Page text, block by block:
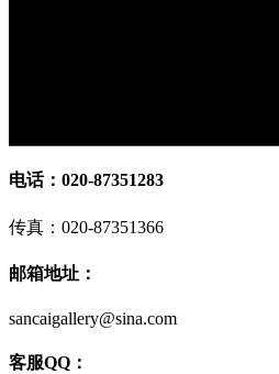
电话：020-87351283
传真：020-87351366
邮箱地址：
sancaigallery@sina.com
客服QQ：